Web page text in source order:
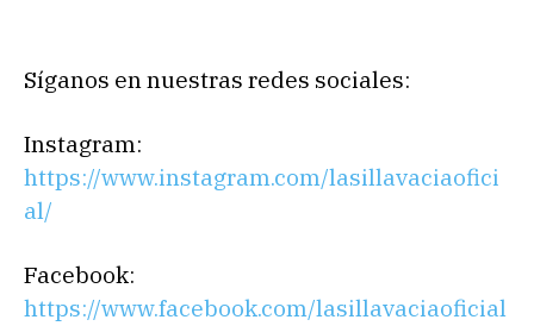
Síganos en nuestras redes sociales:
Instagram:
https://www.instagram.com/lasillavaciaofici
al/
Facebook:
https://www.facebook.com/lasillavaciaoficial